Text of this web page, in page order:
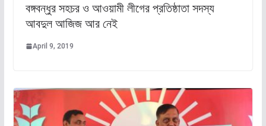
বঙ্গবন্ধুর সহচর ও আওয়ামী লীগের প্রতিষ্ঠাতা সদস্য
আবদুল আজিজ আর নেই
April 9, 2019